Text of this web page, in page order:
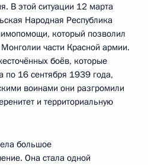
В этой ситуации 12 марта
Народная Республика
который позволил
части Красной армии.
боёв, которые
по 16 сентября 1939 года,
воинами они разгромили
и территориальную
большое
Она стала одной